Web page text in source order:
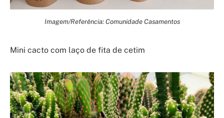
Imagem/Referência: Comunidade Casamentos
Mini cacto com laço de fita de cetim